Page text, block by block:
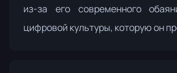
из-за его современного
цифровой культуры, которую он